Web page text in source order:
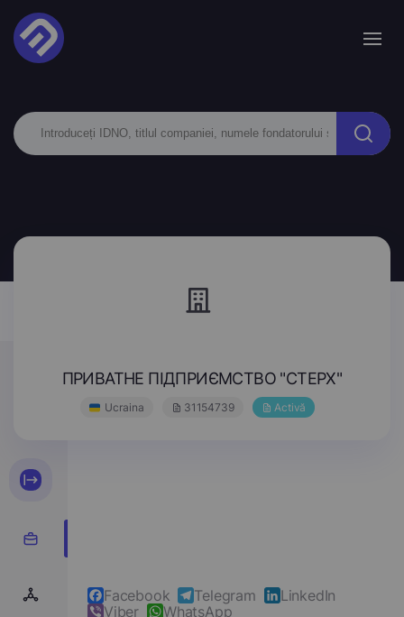
ПРИВАТНЕ ПІДПРИЄМСТВО "СТЕРХ"
Ucraina 31154739 Activă
Facebook Telegram
LinkedIn
Viber
WhatsApp